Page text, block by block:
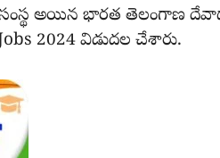
సంస్థ అయిన భారత తెలంగాణ
2024 విడుదల చేశారు.